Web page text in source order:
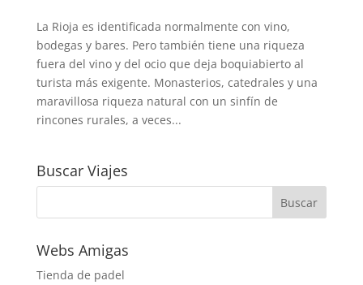
La Rioja es identificada normalmente con vino,
bodegas y bares. Pero también tiene una riqueza
fuera del vino y del ocio que deja boquiabierto al
turista más exigente. Monasterios, catedrales y una
maravillosa riqueza natural con un sinfín de
rincones rurales, a veces...
Buscar Viajes
Webs Amigas
Tienda de padel